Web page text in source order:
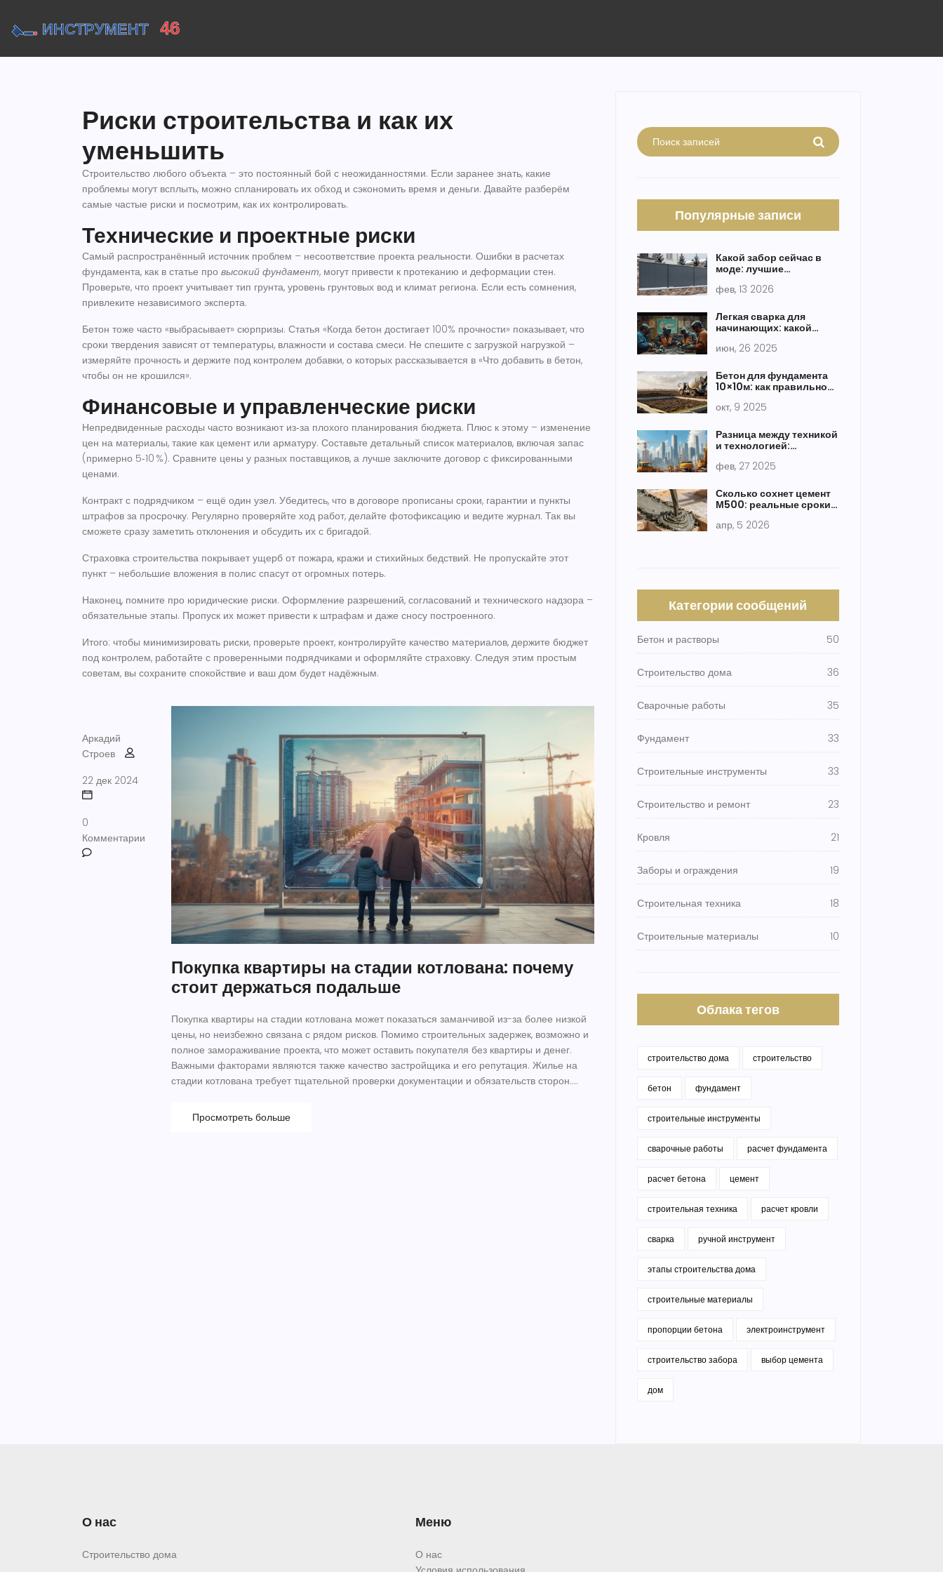
Риски строительства и как их
уменьшить
Строительство любого объекта – это постоянный бой с неожиданностями. Если заранее знать, какие
проблемы могут всплыть, можно спланировать их обход и сэкономить время и деньги. Давайте разберём
самые частые риски и посмотрим, как их контролировать.
Технические и проектные риски
Самый распространённый источник проблем – несоответствие проекта реальности. Ошибки в расчетах
фундамента, как в статье про высокий фундамент, могут привести к протеканию и деформации стен.
Проверьте, что проект учитывает тип грунта, уровень грунтовых вод и климат региона. Если есть сомнения,
привлеките независимого эксперта.
Бетон тоже часто «выбрасывает» сюрпризы. Статья «Когда бетон достигает 100% прочности» показывает, что
сроки твердения зависят от температуры, влажности и состава смеси. Не спешите с загрузкой нагрузкой –
измеряйте прочность и держите под контролем добавки, о которых рассказывается в «Что добавить в бетон,
чтобы он не крошился».
Финансовые и управленческие риски
Непредвиденные расходы часто возникают из‑за плохого планирования бюджета. Плюс к этому – изменение
цен на материалы, такие как цемент или арматуру. Составьте детальный список материалов, включая запас
(примерно 5‑10 %). Сравните цены у разных поставщиков, а лучше заключите договор с фиксированными
ценами.
Контракт с подрядчиком – ещё один узел. Убедитесь, что в договоре прописаны сроки, гарантии и пункты
штрафов за просрочку. Регулярно проверяйте ход работ, делайте фотофиксацию и ведите журнал. Так вы
сможете сразу заметить отклонения и обсудить их с бригадой.
Страховка строительства покрывает ущерб от пожара, кражи и стихийных бедствий. Не пропускайте этот
пункт – небольшие вложения в полис спасут от огромных потерь.
Наконец, помните про юридические риски. Оформление разрешений, согласований и технического надзора –
обязательные этапы. Пропуск их может привести к штрафам и даже сносу построенного.
Итого: чтобы минимизировать риски, проверьте проект, контролируйте качество материалов, держите бюджет
под контролем, работайте с проверенными подрядчиками и оформляйте страховку. Следуя этим простым
советам, вы сохраните спокойствие и ваш дом будет надёжным.
Аркадий
Строев
22 дек 2024
0
Комментарии
Покупка квартиры на стадии котлована: почему
стоит держаться подальше
Покупка квартиры на стадии котлована может показаться заманчивой из-за более низкой
цены, но неизбежно связана с рядом рисков. Помимо строительных задержек, возможно и
полное замораживание проекта, что может оставить покупателя без квартиры и денег.
Важными факторами являются также качество застройщика и его репутация. Жилье на
стадии котлована требует тщательной проверки документации и обязательств сторон.
Просмотреть больше
Популярные записи
Какой забор сейчас в
моде: лучшие
2026 года
фев, 13 2026
Легкая сварка для
начинающих: какой
почему
июн, 26 2025
Бетон для фундамента
10×10м: как правильно
окт, 9 2025
Разница между техникой
и технологией:
строительной технике
фев, 27 2025
Сколько сохнет цемент
М500: реальные сроки и
прочности
апр, 5 2026
Категории сообщений
Бетон и растворы 50
Строительство дома 36
Сварочные работы 35
Фундамент 33
Строительные инструменты 33
Строительство и ремонт 23
Кровля 21
Заборы и ограждения 19
Строительная техника 18
Строительные материалы 10
Облака тегов
строительство дома строительство
бетон фундамент
строительные инструменты
сварочные работы расчет фундамента
расчет бетона цемент
строительная техника расчет кровли
сварка ручной инструмент
этапы строительства дома
строительные материалы
пропорции бетона электроинструмент
строительство забора выбор цемента
дом
О нас
Строительство дома
Меню
О нас